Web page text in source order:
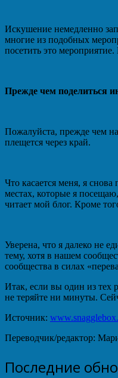
Искушение немедленно
многие из подобных
посетить это
Прежде чем поделиться
Пожалуйста, прежде чем
плещется через край.
Что касается меня, я
местах, которые я
читает мой блог. Кроме
Уверена, что я далеко не
тему, хотя в нашем
сообщества в силах
Итак, если вы один из тех
не теряйте ни минуты.
Источник:
Переводчик/редактор:
Последние